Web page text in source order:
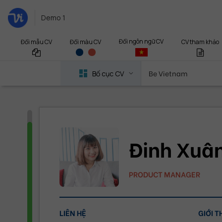
Demo 1
Đổi mẫu CV Đổi màu CV Đổi ngôn ngữ CV CV tham khảo
Bố cục CV Be Vietnam
Đinh
PRODUCT MANAGER
LIÊN HỆ GIỚI